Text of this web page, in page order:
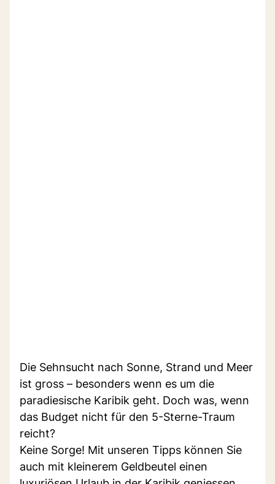
Die Sehnsucht nach Sonne, Strand und Meer
ist gross – besonders wenn es um die
paradiesische Karibik geht. Doch was, wenn
das Budget nicht für den 5-Sterne-Traum
reicht?
Keine Sorge! Mit unseren Tipps können Sie
auch mit kleinerem Geldbeutel einen